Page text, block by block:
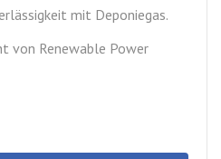
mit Deponiegas.
von Renewable Power